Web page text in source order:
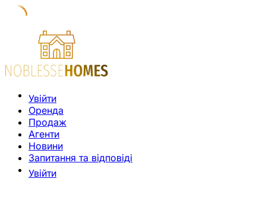
Увійти
Оренда
Продаж
Агенти
Новини
Запитання та відповіді
Увійти